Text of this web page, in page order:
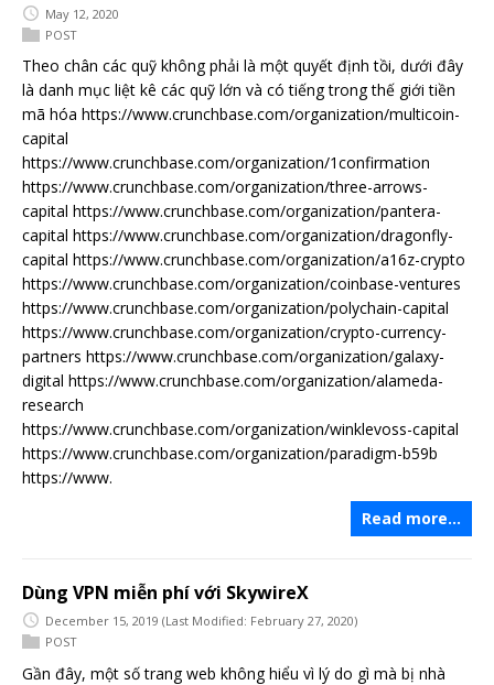
May 12, 2020
POST
Theo chân các quỹ không phải là một quyết định tồi, dưới đây
là danh mục liệt kê các quỹ lớn và có tiếng trong thế giới tiền
mã hóa https://www.crunchbase.com/organization/multicoin-
capital
https://www.crunchbase.com/organization/1confirmation
https://www.crunchbase.com/organization/three-arrows-
capital https://www.crunchbase.com/organization/pantera-
capital https://www.crunchbase.com/organization/dragonfly-
capital https://www.crunchbase.com/organization/a16z-crypto
https://www.crunchbase.com/organization/coinbase-ventures
https://www.crunchbase.com/organization/polychain-capital
https://www.crunchbase.com/organization/crypto-currency-
partners https://www.crunchbase.com/organization/galaxy-
digital https://www.crunchbase.com/organization/alameda-
research
https://www.crunchbase.com/organization/winklevoss-capital
https://www.crunchbase.com/organization/paradigm-b59b
https://www.
Read more…
Dùng VPN miễn phí với SkywireX
December 15, 2019 (Last Modified: February 27, 2020)
POST
Gần đây, một số trang web không hiểu vì lý do gì mà bị nhà